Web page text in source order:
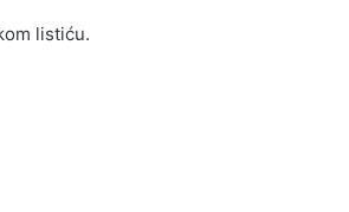
listiću.